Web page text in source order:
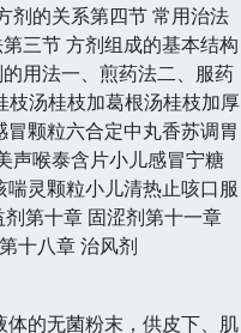
剂的关系第四节 常用治法
三节 方剂组成的基本结构
用法一、煎药法二、服药
枝汤桂枝加葛根汤桂枝加厚
颗粒六合定中丸香苏调胃
声喉泰含片小儿感冒宁糖
灵颗粒小儿清热止咳口服
第十章 固涩剂第十一章
十八章 治风剂
的无菌粉末，供皮下、肌